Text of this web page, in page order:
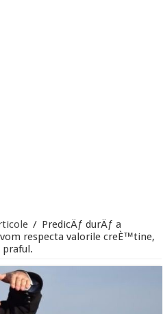
/ PredicÄƒ durÄƒ a
respecta valorile creÈ™tine,
praful.